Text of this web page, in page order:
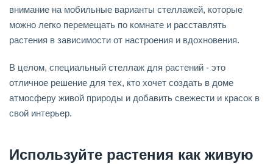
внимание на мобильные варианты стеллажей, которые
можно легко перемещать по комнате и расставлять
растения в зависимости от настроения и вдохновения.
В целом, специальный стеллаж для растений - это
отличное решение для тех, кто хочет создать в доме
атмосферу живой природы и добавить свежести и красок в
свой интерьер.
Используйте растения как живую